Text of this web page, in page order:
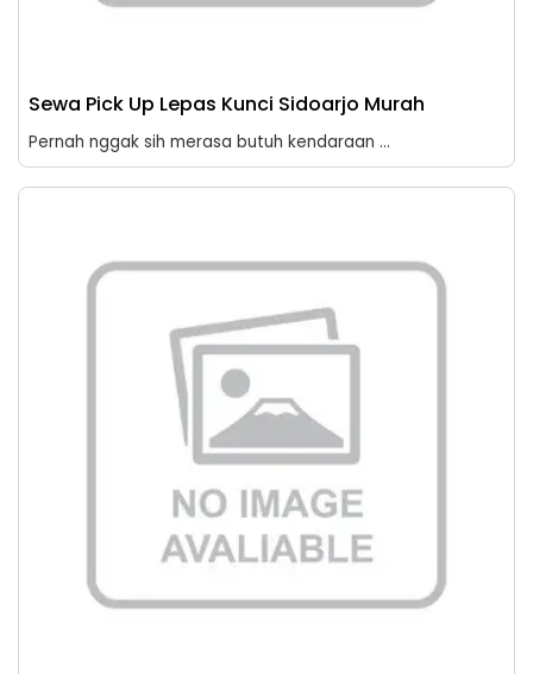
Sewa Pick Up Lepas Kunci Sidoarjo Murah
Pernah nggak sih merasa butuh kendaraan ...